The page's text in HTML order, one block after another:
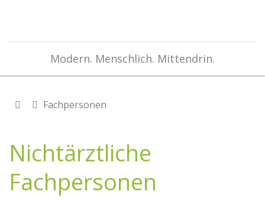
Modern. Menschlich. Mittendrin.
Fachpersonen
Nichtärztliche
Fachpersonen